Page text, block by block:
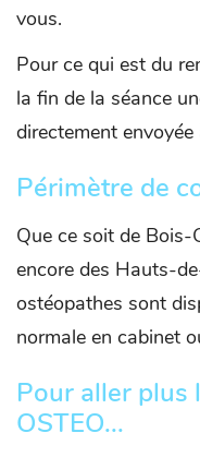
vous.
Pour ce qui est du
la fin de la séance
directement
Périmètre de
Que ce soit de Bois-
encore des Hauts-
ostéopathes sont
normale en cabinet
Pour aller plus
OSTEO...